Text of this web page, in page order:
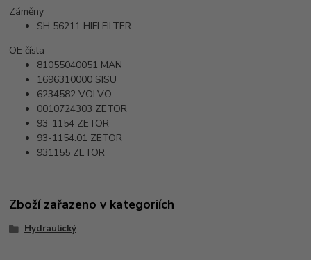
Záměny
SH 56211 HIFI FILTER
OE čísla
81055040051 MAN
1696310000 SISU
6234582 VOLVO
0010724303 ZETOR
93-1154 ZETOR
93-1154.01 ZETOR
931155 ZETOR
Zboží zařazeno v kategoriích
Hydraulický